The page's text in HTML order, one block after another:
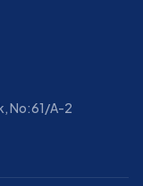
No:61/A-2